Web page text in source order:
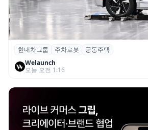
현대차그룹, 아파트 단지 내
로봇 실증 추진
현대차그룹 주차로봇
공동주택
Welaunch
오늘 오전 1:16